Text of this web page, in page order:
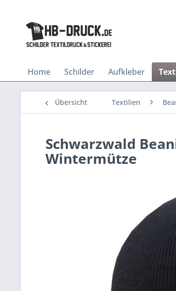
Home Schilder Aufkleber
Übersicht Textilien
Schwarzwald
Wintermütze